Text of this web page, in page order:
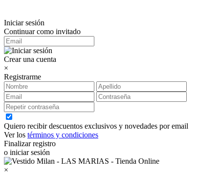
Iniciar sesión
Continuar como invitado
Crear una cuenta
×
Registrarme
Quiero recibir descuentos exclusivos y novedades por email
Ver los términos y condiciones
Finalizar registro
o iniciar sesión
×